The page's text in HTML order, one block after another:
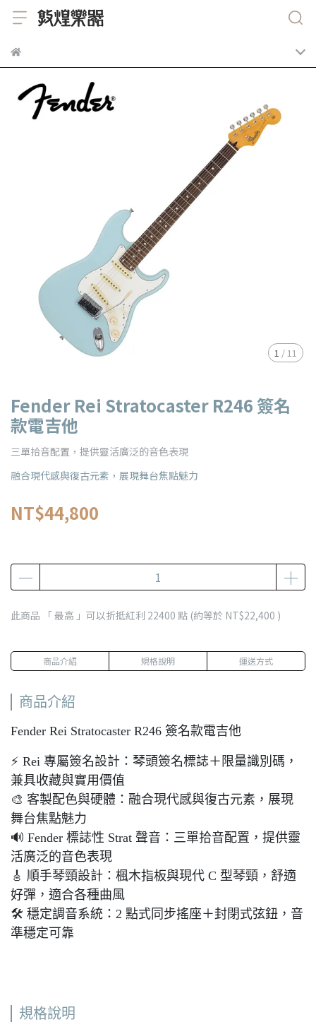
1 / 11
Fender Rei Stratocaster R246 簽名
款電吉他
三單拾音配置，提供靈活廣泛的音色表現
融合現代感與復古元素，展現舞台焦點魅力
NT$44,800
此商品 「 最高 」可以折抵紅利 22400 點 (約等於 NT$22,400 )
商品介紹 規格說明 運送方式
商品介紹
Fender Rei Stratocaster R246 簽名款電吉他
⚡ Rei 專屬簽名設計：琴頭簽名標誌＋限量識別碼，
兼具收藏與實用價值
🎨 客製配色與硬體：融合現代感與復古元素，展現
舞台焦點魅力
🔊 Fender 標誌性 Strat 聲音：三單拾音配置，提供靈
活廣泛的音色表現
🎸 順手琴頸設計：楓木指板與現代 C 型琴頸，舒適
好彈，適合各種曲風
🛠 穩定調音系統：2 點式同步搖座＋封閉式弦鈕，音
準穩定可靠
規格說明